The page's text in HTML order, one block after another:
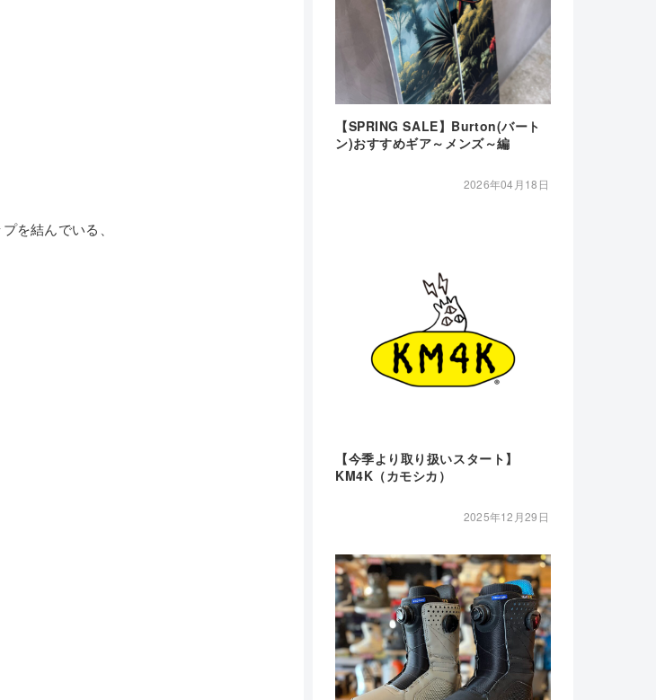
を結んでいる、
【SPRING SALE】Burton(バート
ン)おすすめギア～メンズ～編
2026年04月18日
【今季より取り扱いスタート】
KM4K（カモシカ）
2025年12月29日